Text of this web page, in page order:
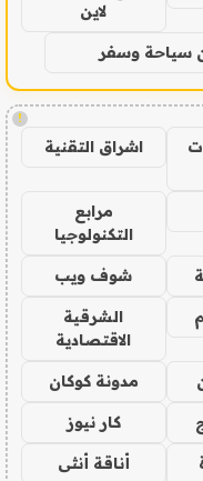
لاين
سياحة وسفر
!
اشراق التقنية
مرابع
التكنولوجيا
شوف ويب
الشرقية
الاقتصادية
مدونة كوكان
كار نيوز
أناقة أنثى